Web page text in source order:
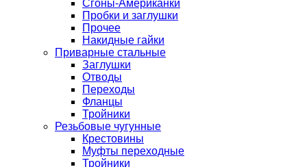
Сгоны-Американки
Пробки и заглушки
Прочее
Накидные гайки
Приварные стальные
Заглушки
Отводы
Переходы
Фланцы
Тройники
Резьбовые чугунные
Крестовины
Муфты переходные
Тройники